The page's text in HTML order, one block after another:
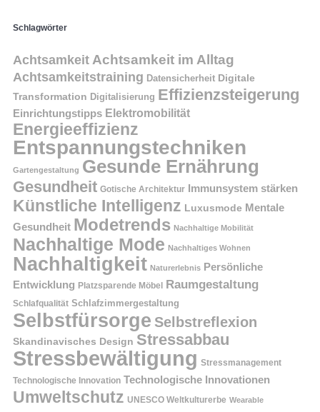
Schlagwörter
Achtsamkeit Achtsamkeit im Alltag
Achtsamkeitstraining Datensicherheit Digitale
Transformation Digitalisierung Effizienzsteigerung
Einrichtungstipps Elektromobilität
Energieeffizienz
Entspannungstechniken
Gartengestaltung Gesunde Ernährung
Gesundheit Gotische Architektur Immunsystem stärken
Künstliche Intelligenz Luxusmode Mentale
Gesundheit Modetrends Nachhaltige Mobilität
Nachhaltige Mode Nachhaltiges Wohnen
Nachhaltigkeit Naturerlebnis Persönliche
Entwicklung Platzsparende Möbel Raumgestaltung
Schlafqualität Schlafzimmergestaltung
Selbstfürsorge Selbstreflexion
Skandinavisches Design Stressabbau
Stressbewältigung Stressmanagement
Technologische Innovation Technologische Innovationen
Umweltschutz UNESCO Weltkulturerbe Wearable